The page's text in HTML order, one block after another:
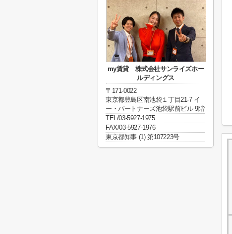
my賃貸 株式会社サンライズホー
ルディングス
〒171-0022
東京都豊島区南池袋１丁目21-7 イ
ー・パートナーズ池袋駅前ビル 9階
TEL/03-5927-1975
FAX/03-5927-1976
東京都知事 (1) 第107223号